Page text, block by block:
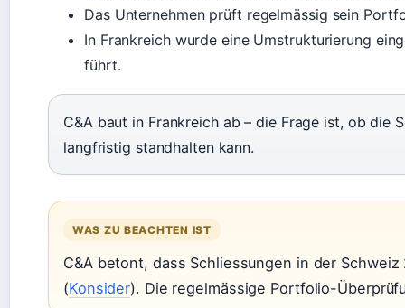
Das Unternehmen prüft regelmässig sein
In Frankreich wurde eine Umstrukturierung
führt.
C&A baut in Frankreich ab – die Frage ist, ob die
langfristig standhalten kann.
WAS ZU BEACHTEN IST
C&A betont, dass Schliessungen in der
(Konsider). Die regelmässige Portfolio-